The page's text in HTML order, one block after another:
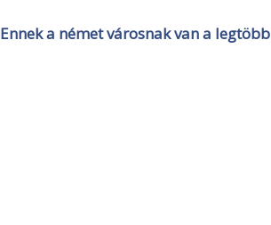
Ennek a német városnak van a